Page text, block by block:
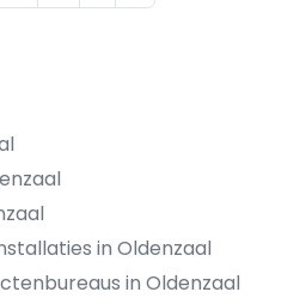
in Oldenzaal
in Oldenzaal